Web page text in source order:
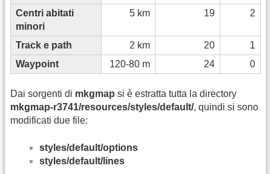
Centri abitati
minori
5 km 19 2
Track e path 2 km 20
1
Waypoint
120-80 m 24 0
Dai sorgenti di mkgmap si è estratta tutta la directory
mkgmap-r3741/resources/styles/default/, quindi si sono
modificati due file:
styles/default/options
styles/default/lines